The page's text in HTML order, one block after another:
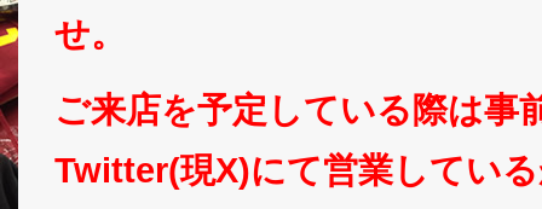
せ。
ご来店を予定している際は事
Twitter(現X)にて営業してい